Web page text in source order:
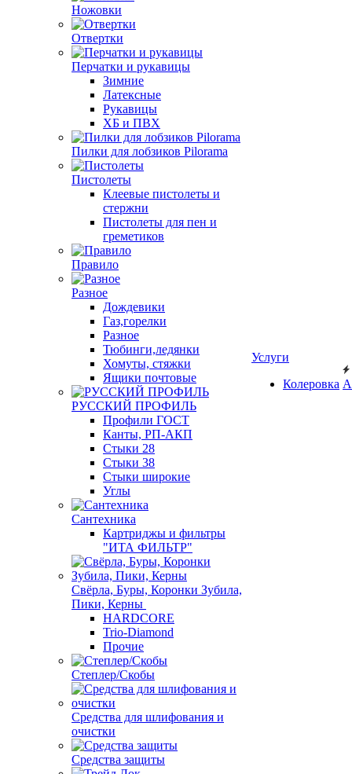
Ножовки
Отвертки
Перчатки и рукавицы
Зимние
Латексные
Рукавицы
ХБ и ПВХ
Пилки для лобзиков Pilorama
Пистолеты
Клеевые пистолеты и
стержни
Пистолеты для пен и
греметиков
Правило
Разное
Дождевики
Газ,горелки
Разное
Тюбинги,ледянки
Хомуты, стяжки
Ящики почтовые
РУССКИЙ ПРОФИЛЬ
Профили ГОСТ
Канты, РП-АКП
Стыки 28
Стыки 38
Стыки широкие
Углы
Сантехника
Картриджы и фильтры
"ИТА ФИЛЬТР"
Свёрла, Буры, Коронки Зубила,
Пики, Керны
HARDCORE
Trio-Diamond
Прочие
Степлер/Скобы
Средства для шлифования и
очистки
Средства защиты
Услуги
Колеровка